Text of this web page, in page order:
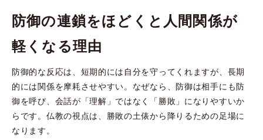
防御の連鎖をほどくと人間関係が
軽くなる理由
防御的な反応は、短期的には自分を守ってくれますが、長期
的には関係を摩耗させやすい。なぜなら、防御は相手にも防
御を呼び、会話が「理解」ではなく「勝敗」になりやすいか
らです。仏教の視点は、勝敗の土俵から降りるための足場に
なります。